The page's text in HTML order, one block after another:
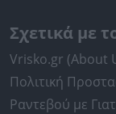
Σχετικά με
Vrisko.gr (About
Πολιτική
Ραντεβού με